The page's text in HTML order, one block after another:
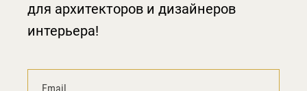
для архитекторов и дизайнеров
интерьера!